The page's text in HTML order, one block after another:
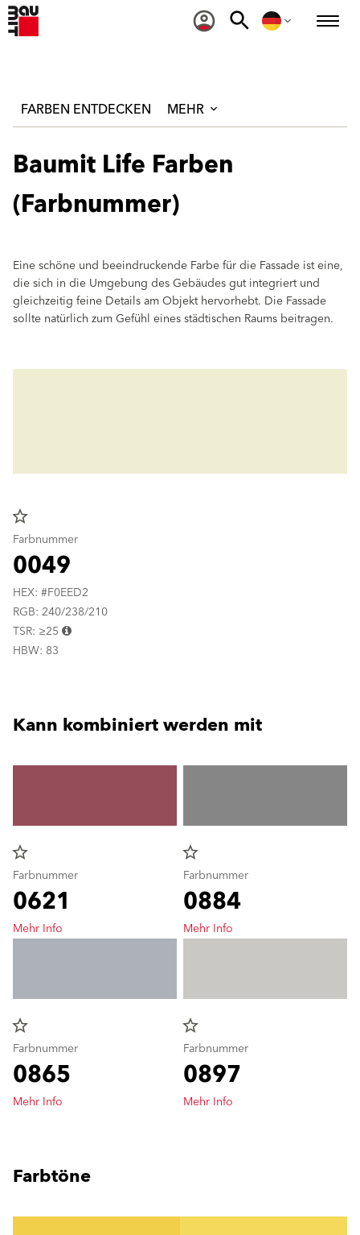
FARBEN ENTDECKEN MEHR
Baumit Life Farben
(Farbnummer)
Eine schöne und beeindruckende Farbe für die Fassade ist eine,
die sich in die Umgebung des Gebäudes gut integriert und
gleichzeitig feine Details am Objekt hervorhebt. Die Fassade
sollte natürlich zum Gefühl eines städtischen Raums beitragen.
star_border
Farbnummer
0049
HEX: #F0EED2
RGB: 240/238/210
TSR: ≥25
HBW: 83
Kann kombiniert werden mit
star_border
Farbnummer
0621
Mehr Info
star_border
Farbnummer
0865
Mehr Info
star_border
Farbnummer
0884
Mehr Info
star_border
Farbnummer
0897
Mehr Info
Farbtöne